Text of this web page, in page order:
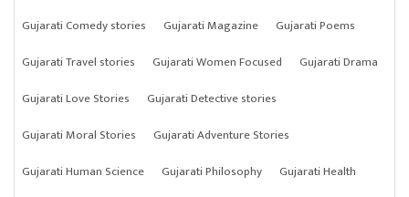
Gujarati Comedy stories
Gujarati Magazine
Gujarati Poems
Gujarati Travel stories
Gujarati Women Focused
Gujarati Drama
Gujarati Love Stories
Gujarati Detective stories
Gujarati Moral Stories
Gujarati Adventure Stories
Gujarati Human Science
Gujarati Philosophy
Gujarati Health